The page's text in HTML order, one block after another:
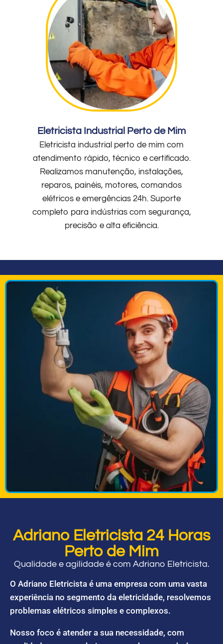
Eletricista Industrial Perto de Mim
Eletricista industrial perto de mim com
atendimento rápido, técnico e certificado.
Realizamos manutenção, instalações,
reparos, painéis, motores, comandos
elétricos e emergências 24h. Suporte
completo para indústrias com segurança,
precisão e alta eficiência.
Adriano Eletricista 24 Horas
Perto de Mim
Qualidade e agilidade é com Adriano Eletricista.
O Adriano Eletricista é uma empresa com uma vasta
experiência no segmento da eletricidade, resolvemos
problemas elétricos simples e complexos.
Nosso foco é atender a sua necessidade, com